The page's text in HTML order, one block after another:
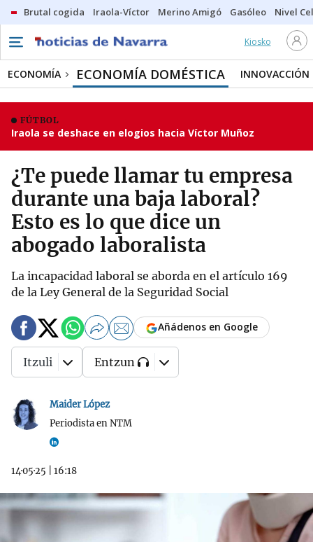
Brutal cogida Iraola-Víctor Merino Amigó Gasóleo Nivel
Kiosko
ECONOMÍA ECONOMÍA DOMÉSTICA INNOVACCIÓN
FÚTBOL
Iraola se deshace en elogios hacia Víctor Muñoz
¿Te puede llamar tu empresa
durante una baja laboral?
Esto es lo que dice un
abogado laboralista
La incapacidad laboral se aborda en el artículo 169
de la Ley General de la Seguridad Social
Maider López
Periodista en NTM
14·05·25 16:18
Añádenos en Google
Itzuli Entzun